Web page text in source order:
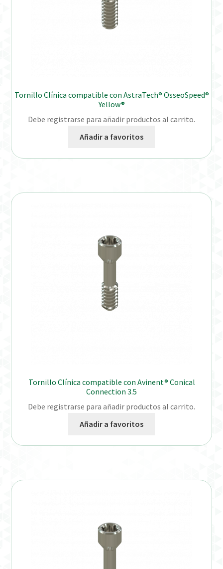
Tornillo Clínica compatible con AstraTech® OsseoSpeed®
Yellow®
Debe registrarse para añadir productos al carrito.
Añadir a favoritos
Tornillo Clínica compatible con Avinent® Conical
Connection 3.5
Debe registrarse para añadir productos al carrito.
Añadir a favoritos